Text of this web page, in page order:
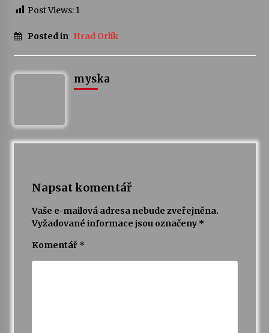
Post Views: 1
Posted in Hrad Orlík
myska
Napsat komentář
Vaše e-mailová adresa nebude zveřejněna.
Vyžadované informace jsou označeny *
Komentář *